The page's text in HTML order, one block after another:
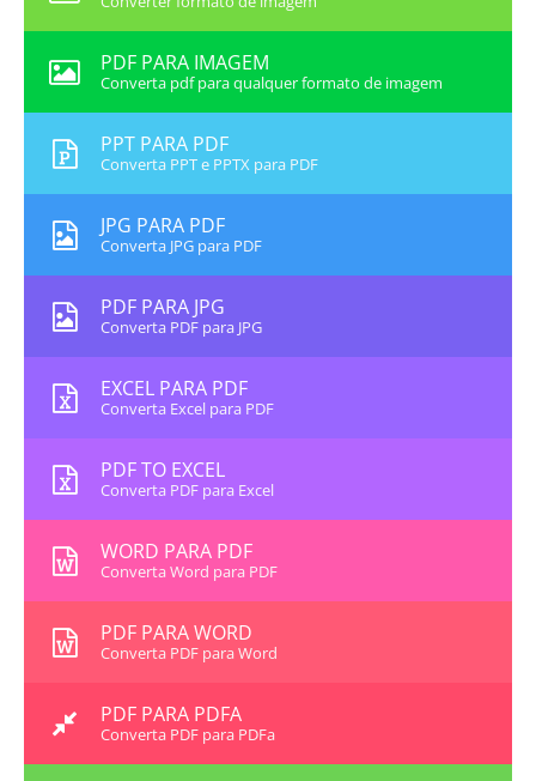
PDF PARA IMAGEM
Converta pdf para qualquer formato de imagem
PPT PARA PDF
Converta PPT e PPTX para PDF
JPG PARA PDF
Converta JPG para PDF
PDF PARA JPG
Converta PDF para JPG
EXCEL PARA PDF
Converta Excel para PDF
PDF TO EXCEL
Converta PDF para Excel
WORD PARA PDF
Converta Word para PDF
PDF PARA WORD
Converta PDF para Word
PDF PARA PDFA
Converta PDF para PDFa